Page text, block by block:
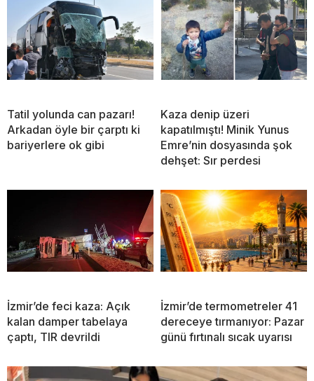
Tatil yolunda can pazarı!
Arkadan öyle bir çarptı ki
bariyerlere ok gibi
Kaza denip üzeri
kapatılmıştı! Minik Yunus
Emre’nin dosyasında şok
dehşet: Sır perdesi
İzmir’de feci kaza: Açık
kalan damper tabelaya
çaptı, TIR devrildi
İzmir’de termometreler 41
dereceye tırmanıyor: Pazar
günü fırtınalı sıcak uyarısı